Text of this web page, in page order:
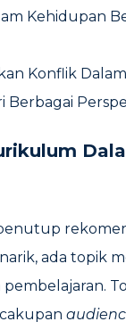
Kehidupan
Konflik
Berbagai
ada topik